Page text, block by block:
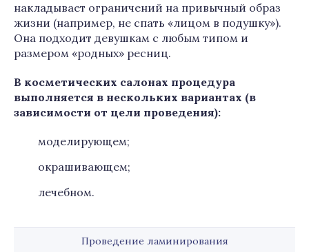
накладывает ограничений на привычный образ
жизни (например, не спать «лицом в подушку»).
Она подходит девушкам с любым типом и
размером «родных» ресниц.
В косметических салонах процедура
выполняется в нескольких вариантах (в
зависимости от цели проведения):
моделирующем;
окрашивающем;
лечебном.
Проведение ламинирования